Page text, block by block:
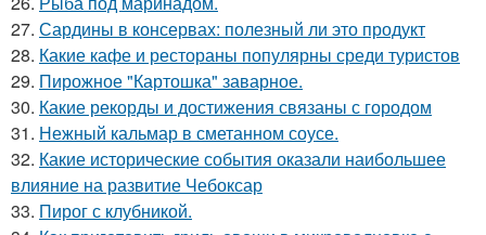
27. Сардины в консервах: полезный ли это продукт
28. Какие кафе и рестораны популярны среди туристов
29. Пирожное "Картошка" заварное.
30. Какие рекорды и достижения связаны с городом
31. Нежный кальмар в сметанном соусе.
32. Какие исторические события оказали наибольшее
влияние на развитие Чебоксар
33. Пирог с клубникой.